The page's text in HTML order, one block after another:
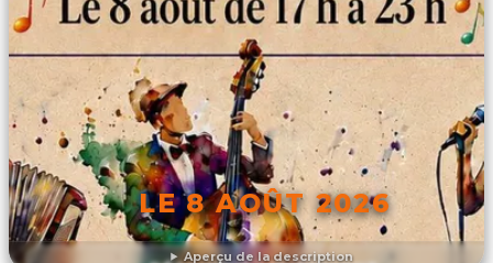
Aperçu de la description
LE 8 AOÛT 2026